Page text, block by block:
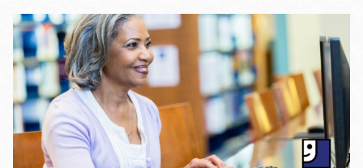
enlaces
de
ayuda
a
la
navegación